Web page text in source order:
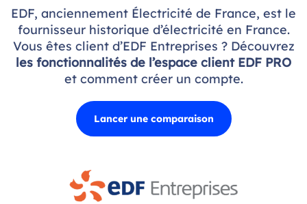
EDF, anciennement Électricité de France, est le
fournisseur historique d’électricité en France.
Vous êtes client d’EDF Entreprises ? Découvrez
les fonctionnalités de l’espace client EDF PRO
et comment créer un compte.
Lancer une comparaison